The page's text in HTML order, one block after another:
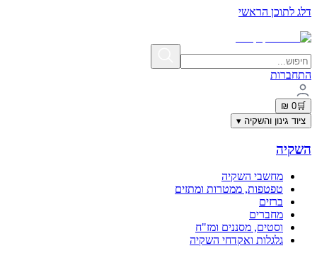
דלג לתוכן הראשי
התחברות
🛒
0 ₪
ציוד גינון והשקיה ▾
השקיה
מחשבי השקיה
טפטפות, ממטרות ומתזים
ברזים
מחברים
וסטים, מסננים ומז"ח
גלגלות ואקדחי השקיה